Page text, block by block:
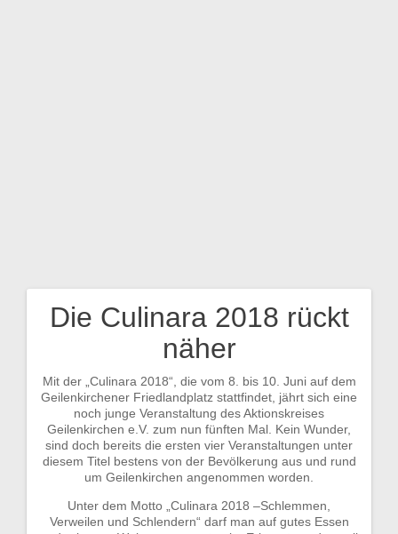
Die Culinara 2018 rückt
näher
Mit der „Culinara 2018“, die vom 8. bis 10. Juni auf dem
Geilenkirchener Friedlandplatz stattfindet, jährt sich eine
noch junge Veranstaltung des Aktionskreises
Geilenkirchen e.V. zum nun fünften Mal. Kein Wunder,
sind doch bereits die ersten vier Veranstaltungen unter
diesem Titel bestens von der Bevölkerung aus und rund
um Geilenkirchen angenommen worden.
Unter dem Motto „Culinara 2018 –Schlemmen,
Verweilen und Schlendern“ darf man auf gutes Essen
Beitragsnavigation